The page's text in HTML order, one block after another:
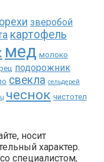
зверобой
картофель
мед молоко
подорожник
свекла сельдерей
чеснок чистотел
носит
характер.
специалистом,